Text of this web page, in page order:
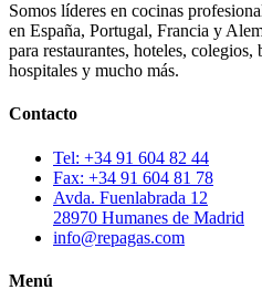
Somos líderes en cocinas
en España, Portugal, Francia y
para restaurantes, hoteles, colegios,
hospitales y mucho más.
Contacto
Tel: +34 91 604 82 44
Fax: +34 91 604 81 78
Avda. Fuenlabrada 12
28970 Humanes de Madrid
info@repagas.com
Menú